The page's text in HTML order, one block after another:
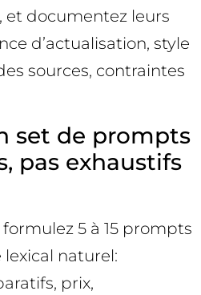
et documentez leurs
d’actualisation, style
sources, contraintes
set de prompts
pas exhaustifs
5 à 15 prompts
naturel:
prix,